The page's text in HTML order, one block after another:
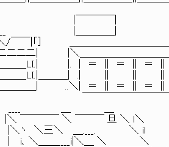
|￣￣￣￣|
______ |＿＿＿
|「］ ＿＿＿＿＿＿＿＿
二| |＼＿＿＿＿＿＿＿＿
|＿＿＿LI.| |. | ＝ || ＝ ||
＿_|, |＿＿＿LI.|＿＿
| ..＼| ＝ || ＝ ||
＼ ￣￣￣ 旦 ＼
三＼ ＿.___.
＿____i|＼＿